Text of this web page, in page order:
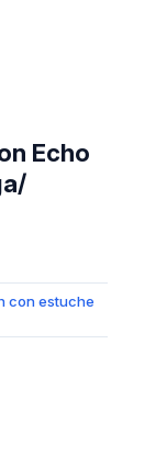
Echo
con estuche